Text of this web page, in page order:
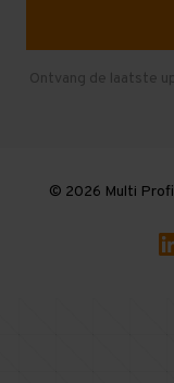
Gebruikte
Ontvang de laatste
© 2026 Multi